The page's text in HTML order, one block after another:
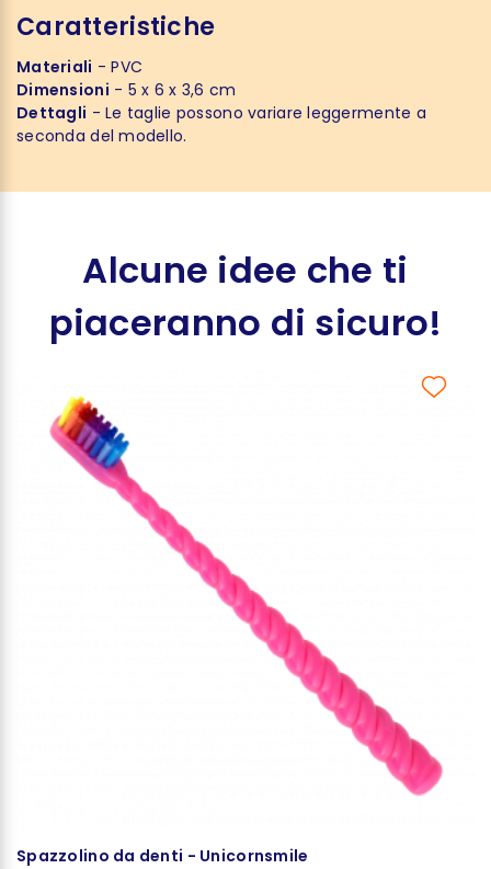
Caratteristiche
Materiali - PVC
Dimensioni - 5 x 6 x 3,6 cm
Dettagli - Le taglie possono variare leggermente a
seconda del modello.
Alcune idee che ti
piaceranno di sicuro!
Spazzolino da denti - Unicornsmile